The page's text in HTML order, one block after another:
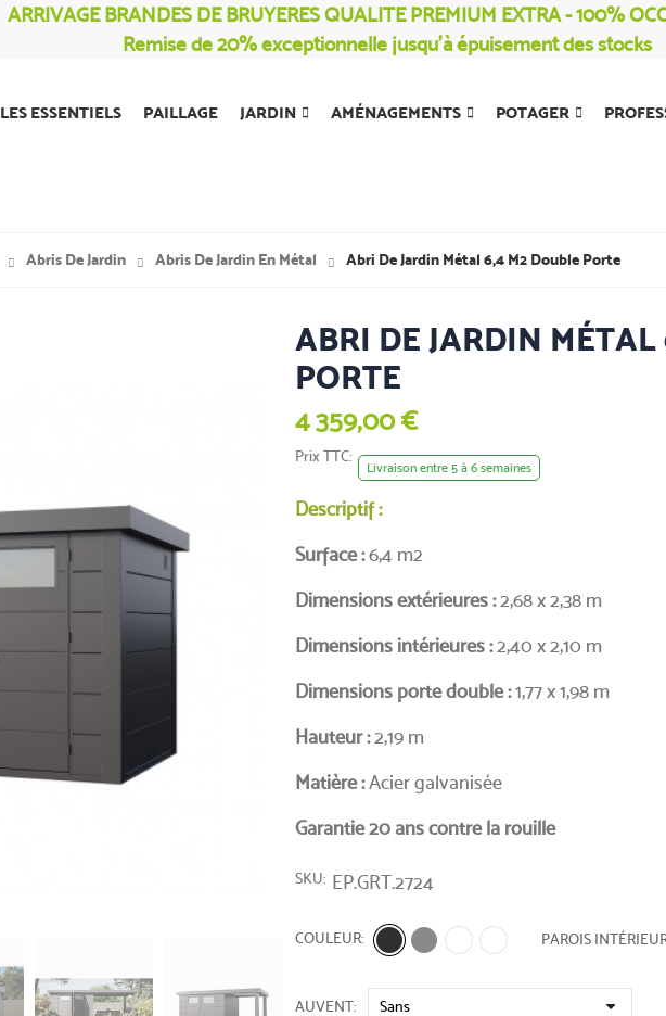
ARRIVAGE BRANDES DE BRUYERES QUALITE PREMIUM EXTRA - 100%
Remise de 20% exceptionnelle jusqu’à épuisement des stocks
LES ESSENTIELS PAILLAGE JARDIN AMÉNAGEMENTS POTAGER
Abris De Jardin Abris De Jardin En Métal Abri De Jardin Métal 6,4 M2 Double Porte
ABRI DE JARDIN
PORTE
4 359,00 €
Prix TTC
Livraison entre 5 à 6 semaines
Descriptif :
Surface :6,4 m2
Dimensions extérieures :2,68 x 2,38 m
Dimensions intérieures :2,40 x 2,10 m
Dimensions porte double :1,77 x 1,98 m
Hauteur :2,19 m
Matière :Acier galvanisée
Garantie 20 ans contre la rouille
SKU EP.GRT.2724
COULEUR PAROIS
AUVENT